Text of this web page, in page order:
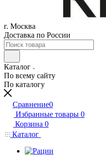
г. Москва
Доставка по России
Каталог
По всему сайту
По каталогу
Сравнение0
Избранные товары 0
Корзина 0
Каталог